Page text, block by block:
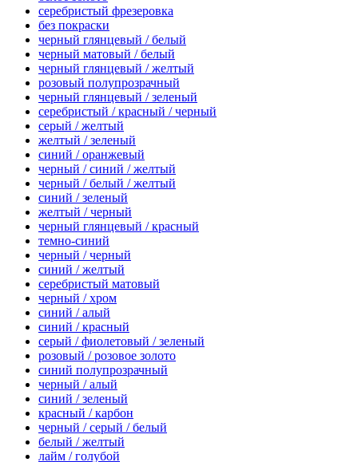
серебристый фрезеровка
без покраски
черный глянцевый / белый
черный матовый / белый
черный глянцевый / желтый
розовый полупрозрачный
черный глянцевый / зеленый
серебристый / красный / черный
серый / желтый
желтый / зеленый
синий / оранжевый
черный / синий / желтый
черный / белый / желтый
синий / зеленый
желтый / черный
черный глянцевый / красный
темно-синий
черный / черный
синий / желтый
серебристый матовый
черный / хром
синий / алый
синий / красный
серый / фиолетовый / зеленый
розовый / розовое золото
синий полупрозрачный
черный / алый
синий / зеленый
красный / карбон
черный / серый / белый
белый / желтый
лайм / голубой